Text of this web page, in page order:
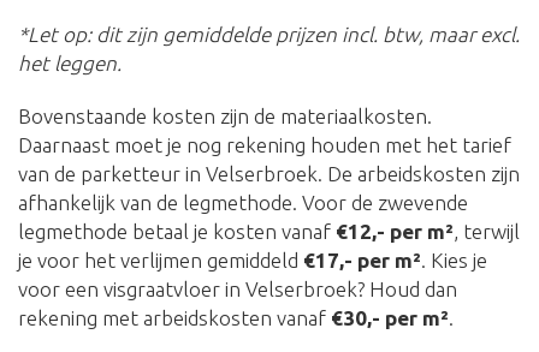
*Let op: dit zijn gemiddelde prijzen incl. btw, maar excl.
het leggen.
Bovenstaande kosten zijn de materiaalkosten.
Daarnaast moet je nog rekening houden met het tarief
van de parketteur in Velserbroek. De arbeidskosten zijn
afhankelijk van de legmethode. Voor de zwevende
legmethode betaal je kosten vanaf €12,- per m², terwijl
je voor het verlijmen gemiddeld €17,- per m². Kies je
voor een visgraatvloer in Velserbroek? Houd dan
rekening met arbeidskosten vanaf €30,- per m².